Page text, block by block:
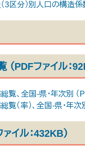
区分）別人口の構造係
PDFファイル：
、全国-県・年次別 （
（率）、全国-県・年次
イル：432KB）